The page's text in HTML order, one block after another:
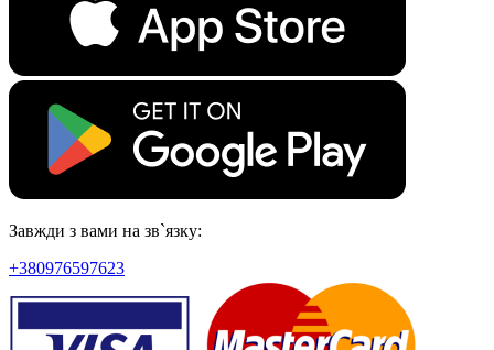
Завжди з вами на зв`язку:
+380976597623